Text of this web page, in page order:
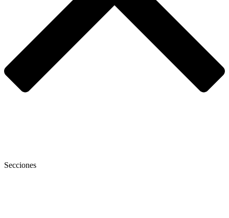
Secciones